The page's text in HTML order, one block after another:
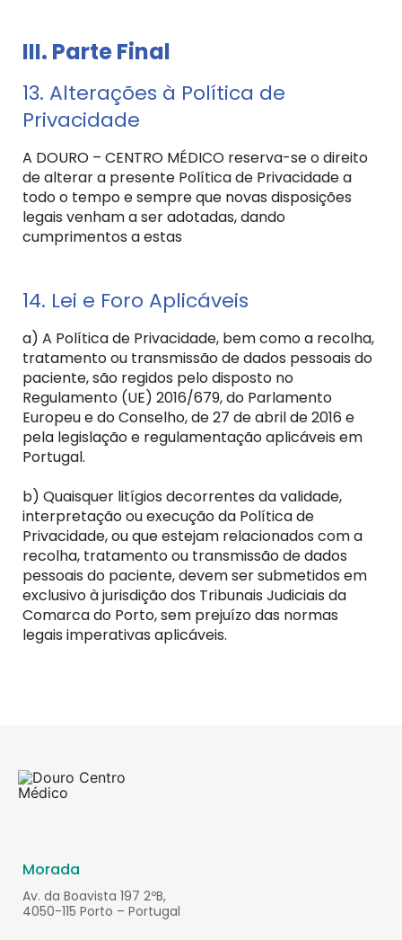
III. Parte Final
13. Alterações à Política de
Privacidade
A DOURO – CENTRO MÉDICO reserva-se o direito
de alterar a presente Política de Privacidade a
todo o tempo e sempre que novas disposições
legais venham a ser adotadas, dando
cumprimentos a estas
14. Lei e Foro Aplicáveis
a) A Política de Privacidade, bem como a recolha,
tratamento ou transmissão de dados pessoais do
paciente, são regidos pelo disposto no
Regulamento (UE) 2016/679, do Parlamento
Europeu e do Conselho, de 27 de abril de 2016 e
pela legislação e regulamentação aplicáveis em
Portugal.
b) Quaisquer litígios decorrentes da validade,
interpretação ou execução da Política de
Privacidade, ou que estejam relacionados com a
recolha, tratamento ou transmissão de dados
pessoais do paciente, devem ser submetidos em
exclusivo à jurisdição dos Tribunais Judiciais da
Comarca do Porto, sem prejuízo das normas
legais imperativas aplicáveis.
Morada
Av. da Boavista 197 2ºB,
4050-115 Porto – Portugal